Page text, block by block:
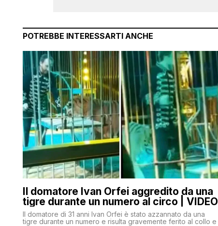
POTREBBE INTERESSARTI ANCHE
Il domatore Ivan Orfei aggredito da una
tigre durante un numero al circo | VIDEO
Il domatore di 31 anni Ivan Orfei è stato azzannato da una
tigre durante un numero e risulta gravemente ferito al collo e